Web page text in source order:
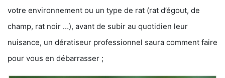
votre environnement ou un type de rat (rat d’égout, de
champ, rat noir …), avant de subir au quotidien leur
nuisance, un dératiseur professionnel saura comment faire
pour vous en débarrasser ;